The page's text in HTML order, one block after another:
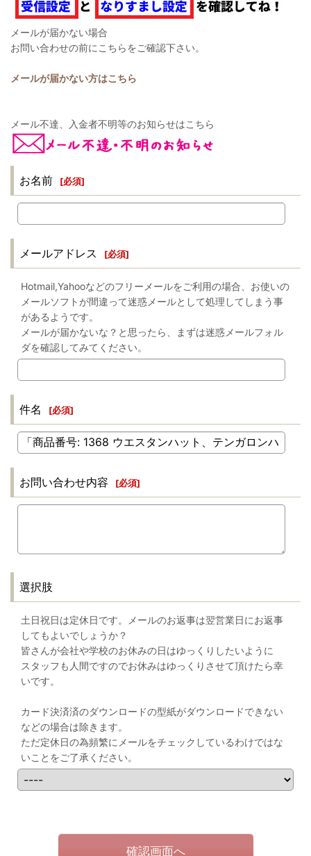
メールが届かない場合
お問い合わせの前にこちらをご確認下さい。
メールが届かない方はこちら
メール不達、入金者不明等のお知らせはこちら
お名前 [必須]
メールアドレス [必須]
Hotmail,Yahooなどのフリーメールをご利用の場合、お使いの
メールソフトが間違って迷惑メールとして処理してしまう事
があるようです。
メールが届かないな？と思ったら、まずは迷惑メールフォル
ダを確認してみてください。
件名 [必須]
お問い合わせ内容 [必須]
選択肢
土日祝日は定休日です。メールのお返事は翌営業日にお返事
してもよいでしょうか？
皆さんが会社や学校のお休みの日はゆっくりしたいように
スタッフも人間ですのでお休みはゆっくりさせて頂けたら幸
いです。
カード決済済のダウンロードの型紙がダウンロードできない
などの場合は除きます。
ただ定休日の為頻繁にメールをチェックしているわけではな
いことをご了承ください。
確認画面へ